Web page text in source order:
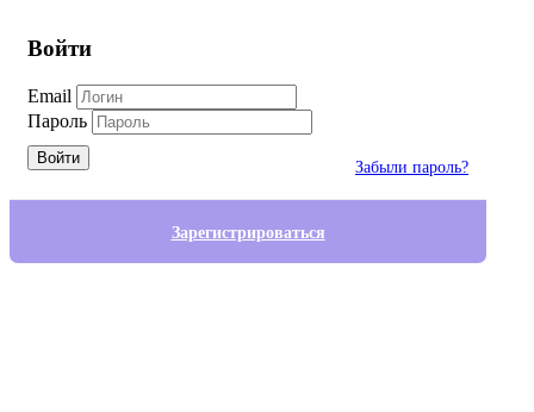
Войти
Email
Пароль
Войти
Забыли пароль?
Зарегистрироваться